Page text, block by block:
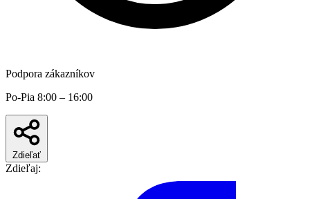
Podpora zákazníkov
Po-Pia 8:00 – 16:00
Zdieľať
Zdieľaj: